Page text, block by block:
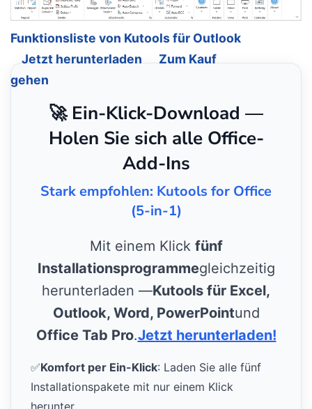
Funktionsliste von Kutools für Outlook
Jetzt herunterladen
Zum Kauf
gehen
🚀 Ein-Klick-Download —
Holen Sie sich alle Office-
Add-Ins
Stark empfohlen: Kutools for Office
(5-in-1)
Mit einem Klick fünf
Installationsprogrammegleichzeitig
herunterladen —Kutools für Excel,
Outlook, Word, PowerPointund
Office Tab Pro.Jetzt herunterladen!
✅Komfort per Ein-Klick: Laden Sie alle fünf
Installationspakete mit nur einem Klick